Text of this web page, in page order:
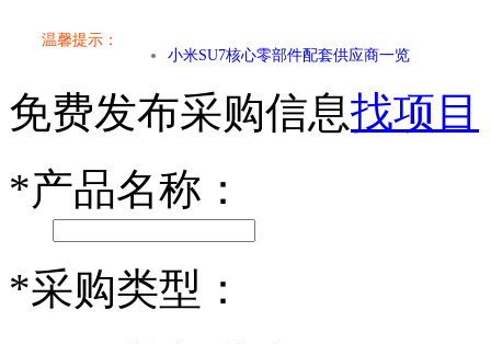
温馨提示：
乐道L60核心零部件配套供应商一览
第二代 AION V核心零部件配套供应商一览
乐道L60核心零部件配套供应商一览
免费发布采购信息找项目
*产品名称：
*采购类型：